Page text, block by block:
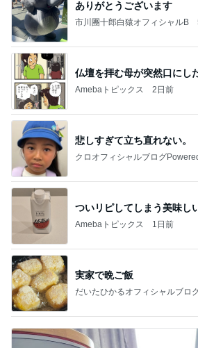
ありがとうございます
市川團十郎白猿オフィシャルB
仏壇を拝む母が突然口にし
Amebaトピックス 2日前
悲しすぎて立ち直れない。
クロオフィシャルブログ
ついリピしてしまう美味し
Amebaトピックス 1日前
実家で晩ご飯
だいたひかるオフィシャルブロ